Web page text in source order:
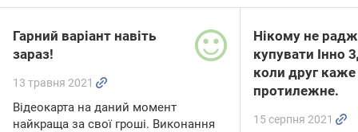
Гарний варіант навіть
зараз!
13 травня 2021
Відеокарта на даний момент
найкраща за свої гроші. Виконання
Нікому не
купувати Інно
коли друг каже
протилежне.
15 серпня 2021